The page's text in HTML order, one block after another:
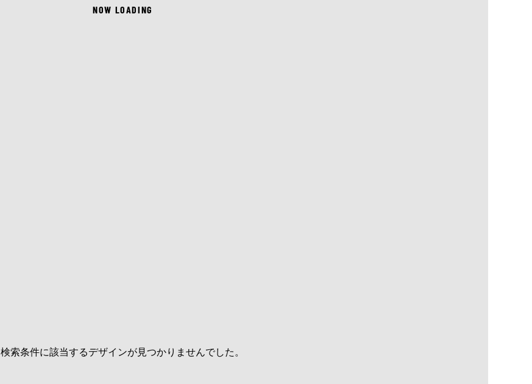
NOW LOADING
検索条件に該当するデザインが見つかりませんでした。